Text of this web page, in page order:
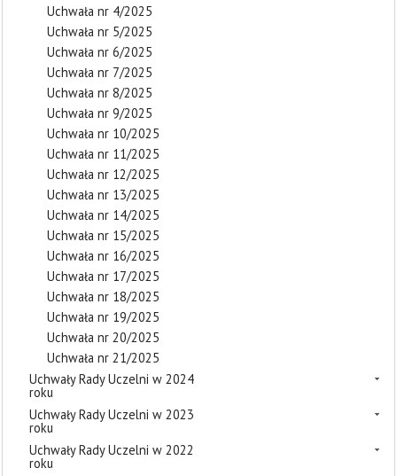
Uchwała nr 4/2025
Uchwała nr 5/2025
Uchwała nr 6/2025
Uchwała nr 7/2025
Uchwała nr 8/2025
Uchwała nr 9/2025
Uchwała nr 10/2025
Uchwała nr 11/2025
Uchwała nr 12/2025
Uchwała nr 13/2025
Uchwała nr 14/2025
Uchwała nr 15/2025
Uchwała nr 16/2025
Uchwała nr 17/2025
Uchwała nr 18/2025
Uchwała nr 19/2025
Uchwała nr 20/2025
Uchwała nr 21/2025
Uchwały Rady Uczelni w 2024
roku
Uchwały Rady Uczelni w 2023
roku
Uchwały Rady Uczelni w 2022
roku